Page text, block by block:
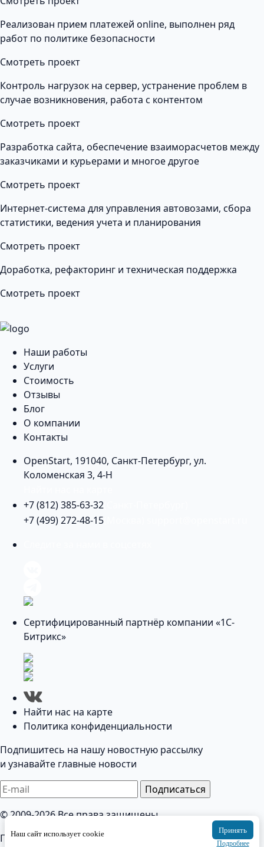
Реализован прием платежей online, выполнен ряд
работ по политике безопасности
Смотреть проект
Контроль нагрузок на сервер, устранение проблем в
случае возникновения, работа с контентом
Смотреть проект
Разработка сайта, обеспечение взаиморасчетов между
заказчиками и курьерами и многое другое
Смотреть проект
Интернет-система для управления автовозами, сбора
статистики, ведения учета и планирования
Смотреть проект
Доработка, рефакторинг и техническая поддержка
Смотреть проект
Наш сайт использует cookie Принять
Подробнее
Наши работы
Услуги
Стоимость
Отзывы
Блог
О компании
Контакты
OpenStart, 191040, Санкт-Петербург, ул.
Коломенская 3, 4-Н
+7 (812) 385-63-32
+7 (499) 272-48-15
Сертифицированный партнёр компании «1С-
Битрикс»
Найти нас на карте
Политика конфиденциальности
Подпишитесь на нашу новостную рассылку
и узнавайте главные новости
Подписаться
© 2009-2026 Все права защищены
Политика конфиденциальности